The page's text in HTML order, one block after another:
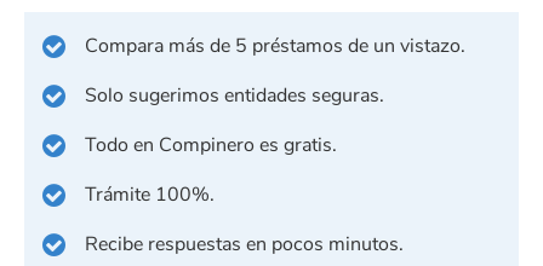
Compara más de 5 préstamos de un vistazo.
Solo sugerimos entidades seguras.
Todo en Compinero es gratis.
Trámite 100%.
Recibe respuestas en pocos minutos.